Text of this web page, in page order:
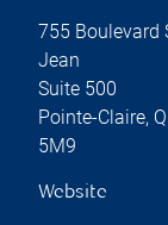
755 Boulevard
Jean
Suite 500
Pointe-Claire,
5M9
Website